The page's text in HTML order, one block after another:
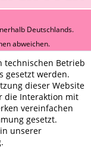
Deutschlands.
abweichen.
technischen Betrieb
gesetzt werden.
dieser Website
die Interaktion mit
vereinfachen
gesetzt.
unserer